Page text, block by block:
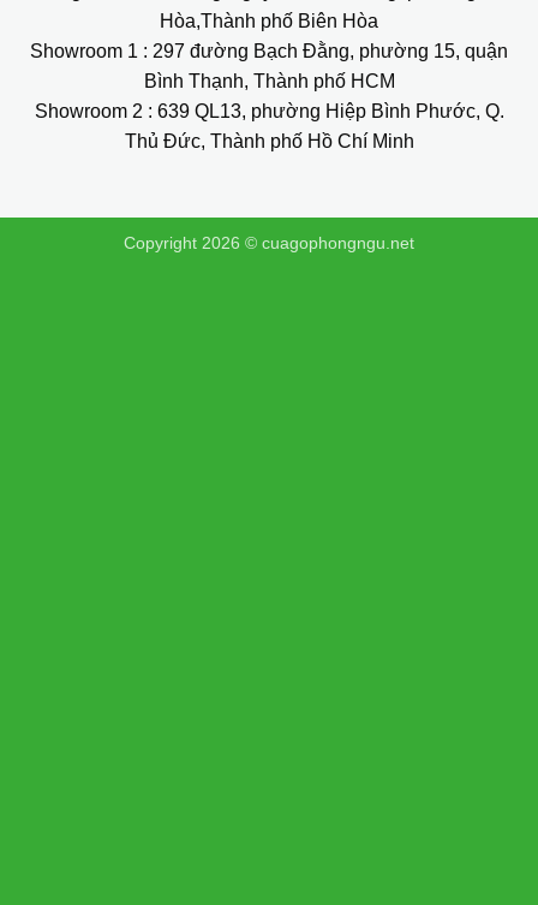
Hòa,Thành phố Biên Hòa
Showroom 1 : 297 đường Bạch Đằng, phường 15, quận
Bình Thạnh, Thành phố HCM
Showroom 2 : 639 QL13, phường Hiệp Bình Phước, Q.
Thủ Đức, Thành phố Hồ Chí Minh
Copyright 2026 © cuagophongngu.net